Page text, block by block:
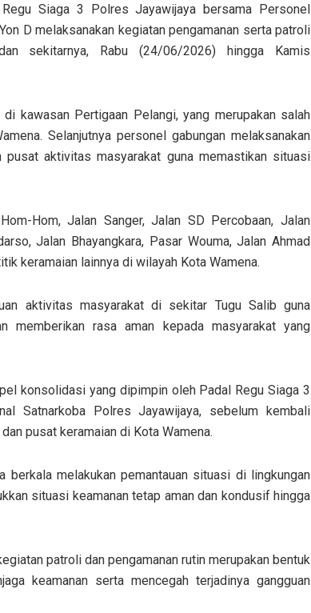
Siaga 3 Polres Jayawijaya bersama Personel
D melaksanakan kegiatan pengamanan serta patroli
sekitarnya, Rabu (24/06/2026) hingga Kamis
kawasan Pertigaan Pelangi, yang merupakan salah
Selanjutnya personel gabungan melaksanakan
aktivitas masyarakat guna memastikan situasi
Hom, Jalan Sanger, Jalan SD Percobaan, Jalan
Jalan Bhayangkara, Pasar Wouma, Jalan Ahmad
keramaian lainnya di wilayah Kota Wamena.
aktivitas masyarakat di sekitar Tugu Salib guna
memberikan rasa aman kepada masyarakat yang
konsolidasi yang dipimpin oleh Padal Regu Siaga 3
Satnarkoba Polres Jayawijaya, sebelum kembali
pusat keramaian di Kota Wamena.
berkala melakukan pemantauan situasi di lingkungan
situasi keamanan tetap aman dan kondusif hingga
patroli dan pengamanan rutin merupakan bentuk
keamanan serta mencegah terjadinya gangguan